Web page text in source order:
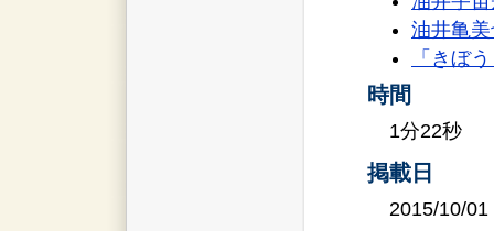
油井亀
「きぼ
時間
1分22秒
掲載日
2015/10/01